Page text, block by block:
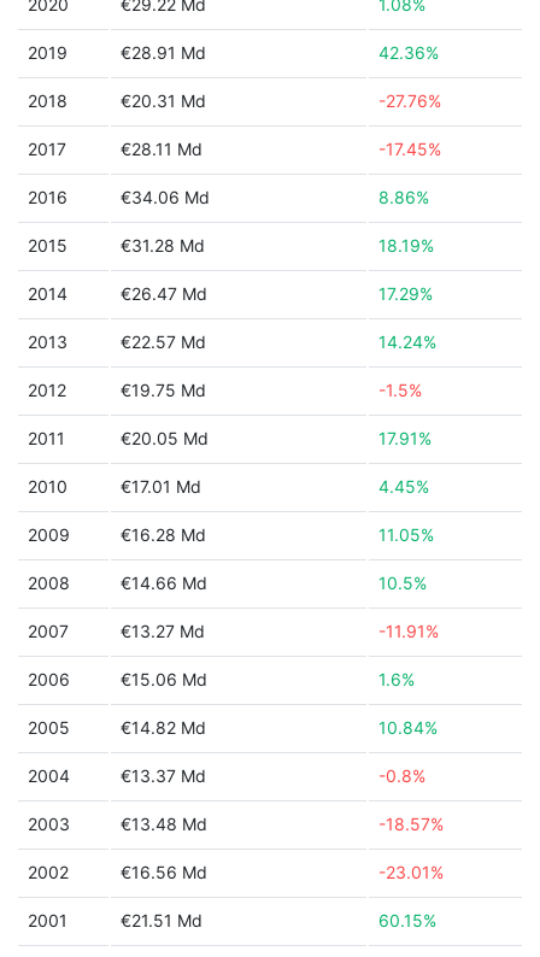
2020 €29.22 Md 1.08%
2019 €28.91 Md 42.36%
2018 €20.31 Md -27.76%
2017 €28.11 Md -17.45%
2016 €34.06 Md 8.86%
2015 €31.28 Md 18.19%
2014 €26.47 Md 17.29%
2013 €22.57 Md 14.24%
2012 €19.75 Md -1.5%
2011 €20.05 Md 17.91%
2010 €17.01 Md 4.45%
2009 €16.28 Md 11.05%
2008 €14.66 Md 10.5%
2007 €13.27 Md -11.91%
2006 €15.06 Md 1.6%
2005 €14.82 Md 10.84%
2004 €13.37 Md -0.8%
2003 €13.48 Md -18.57%
2002 €16.56 Md -23.01%
2001 €21.51 Md 60.15%